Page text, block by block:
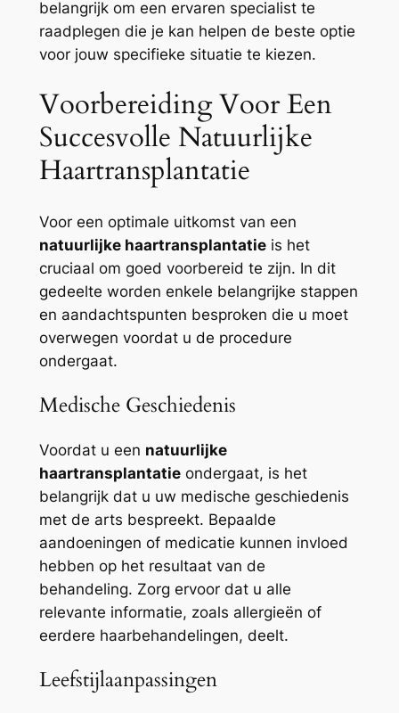
belangrijk om een ervaren specialist te
raadplegen die je kan helpen de beste optie
voor jouw specifieke situatie te kiezen.
Voorbereiding Voor Een
Succesvolle Natuurlijke
Haartransplantatie
Voor een optimale uitkomst van een
natuurlijke haartransplantatieis het
cruciaal om goed voorbereid te zijn. In dit
gedeelte worden enkele belangrijke stappen
en aandachtspunten besproken die u moet
overwegen voordat u de procedure
ondergaat.
Medische Geschiedenis
Voordat u een natuurlijke
haartransplantatieondergaat, is het
belangrijk dat u uw medische geschiedenis
met de arts bespreekt. Bepaalde
aandoeningen of medicatie kunnen invloed
hebben op het resultaat van de
behandeling. Zorg ervoor dat u alle
relevante informatie, zoals allergieën of
eerdere haarbehandelingen, deelt.
Leefstijlaanpassingen